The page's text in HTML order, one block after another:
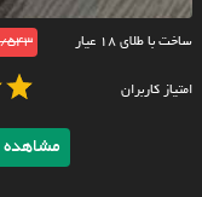
ساخت با طلای ۱۸ عیار 543
امتیاز کاربران
مشاهده